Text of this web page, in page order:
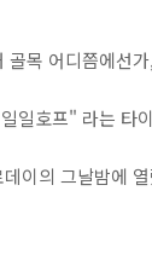
골목 어디쯤에선가,
일호프" 라는 타
이의 그날밤에